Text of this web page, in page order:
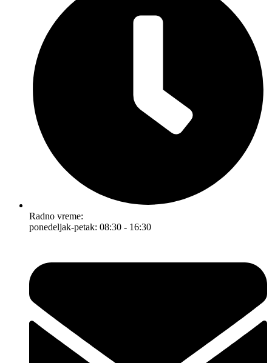
Radno vreme:
ponedeljak-petak: 08:30 - 16:30